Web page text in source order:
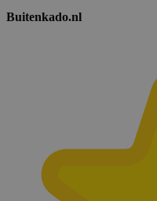
Buitenkado.nl